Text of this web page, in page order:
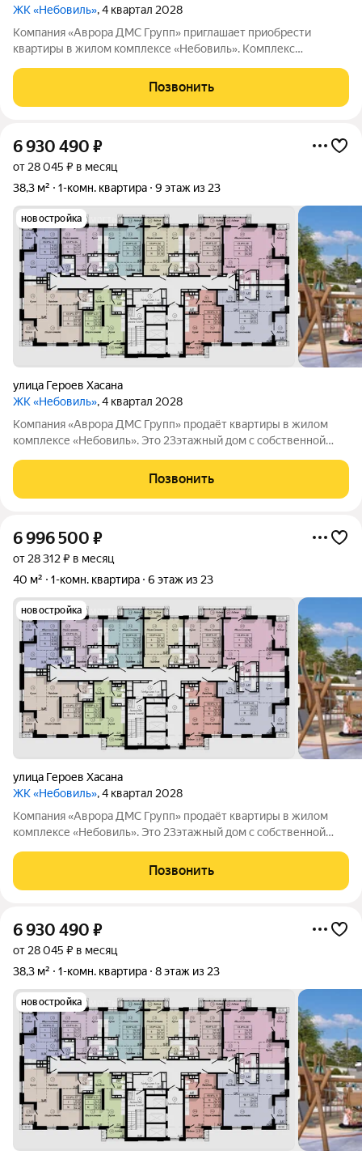
ЖК «Небовиль», 4 квартал 2028
Компания «Аврора ДМС Групп» приглашает приобрести
квартиры в жилом комплексе «Небовиль». Комплекс
инфраструктурой и закрытым паркингом на 99машиномест.
Позвонить
6 930 490 ₽
от 28 045 ₽ в месяц
38,3 м²
1-комн. квартира 9 этаж из 23
новостройка
улица Героев Хасана
ЖК «Небовиль», 4 квартал 2028
Компания «Аврора ДМС Групп» продаёт квартиры в жилом
комплексе «Небовиль». Это 23этажный дом с собственной
«Небовиль» создан для тех, кто стремится к успеху и хочет
находиться в окружении
Позвонить
6 996 500 ₽
от 28 312 ₽ в месяц
40 м²
1-комн. квартира 6 этаж из 23
новостройка
улица Героев Хасана
ЖК «Небовиль», 4 квартал 2028
Компания «Аврора ДМС Групп» продаёт квартиры в жилом
комплексе «Небовиль». Это 23этажный дом с собственной
«Небовиль» создан для тех, кто стремится к успеху и хочет
находиться в окружении
Позвонить
6 930 490 ₽
от 28 045 ₽ в месяц
38,3 м²
1-комн. квартира 8 этаж из 23
новостройка